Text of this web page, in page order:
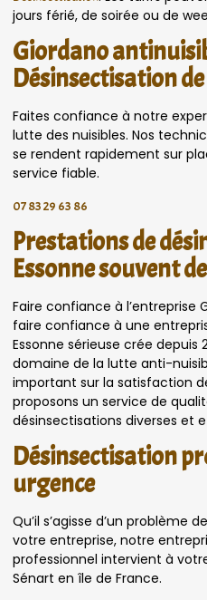
jours férié, de soirée ou de
Giordano
Désinsectisation
Faites confiance à notre
lutte des nuisibles. Nos
se rendent rapidement sur
service fiable.
07 83 29 63 86
Prestations de
Essonne souvent
Faire confiance à l’entreprise
faire confiance à une
Essonne sérieuse crée depuis
domaine de la lutte anti-
important sur la satisfaction
proposons un service de
désinsectisations diverses et
Désinsectisation
urgence
Qu’il s’agisse d’un problème
votre entreprise, notre
professionnel intervient à
Sénart en île de France.